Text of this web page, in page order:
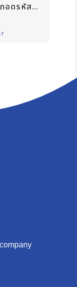
ลูกค้าก็เหมือน “แฟนเก่า” : ถอดรหัสความสัมพันธ์ (รัก) ร้าว ที่คนทำธุรกิจต้องเข้าใจ